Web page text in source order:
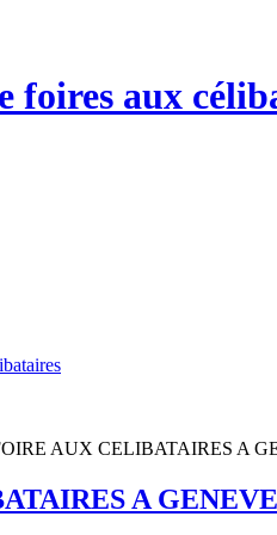
foires aux
AUX CELIBATAIRES A
A GENEVE